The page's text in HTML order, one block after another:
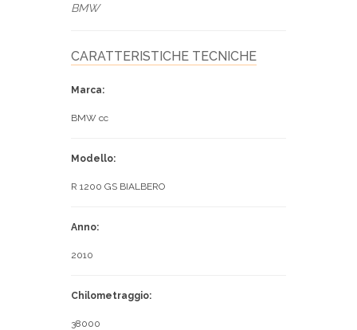
BMW
CARATTERISTICHE TECNICHE
Marca:
BMW cc
Modello:
R 1200 GS BIALBERO
Anno:
2010
Chilometraggio:
38000